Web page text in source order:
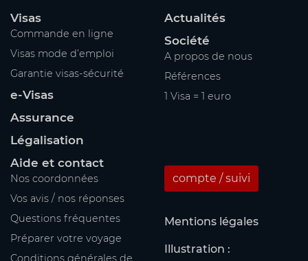
Visas
Commande en ligne
Visas mode d’emploi
Garantie visas-sécurité
e-Visas
Assurance
Légalisation
Actualités
Société
A propos de nous
Références
1 Visa = 1 euro
Aide et contact
Nos coordonnées
Vos avis / nos réponses
Questions fréquentes
Préparer votre voyage
Conditions générales de
compte / suivi
Mentions légales
Illustration :